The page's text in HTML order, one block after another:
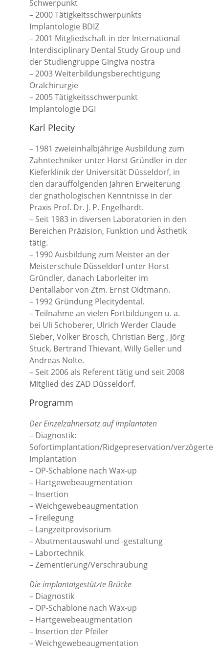
Schwerpunkt
– 2000 Tätigkeitsschwerpunkts
Implantologie BDIZ
– 2001 Mitgliedschaft in der International
Interdisciplinary Dental Study Group und
der Studiengruppe Gingiva nostra
– 2003 Weiterbildungsberechtigung
Oralchirurgie
– 2005 Tätigkeitsschwerpunkt
Implantologie DGI
Karl Plecity
– 1981 zweieinhalbjährige Ausbildung zum
Zahntechniker unter Horst Gründler in der
Kieferklinik der Universität Düsseldorf, in
den darauffolgenden Jahren Erweiterung
der gnathologischen Kenntnisse in der
Praxis Prof. Dr. J. P. Engelhardt.
– Seit 1983 in diversen Laboratorien in den
Bereichen Präzision, Funktion und Ästhetik
tätig.
– 1990 Ausbildung zum Meister an der
Meisterschule Düsseldorf unter Horst
Gründler, danach Laborleiter im
Dentallabor von Ztm. Ernst Oidtmann.
– 1992 Gründung Plecitydental.
– Teilnahme an vielen Fortbildungen u. a.
bei Uli Schoberer, Ulrich Werder Claude
Sieber, Volker Brosch, Christian Berg , Jörg
Stuck, Bertrand Thievant, Willy Geller und
Andreas Nolte.
– Seit 2006 als Referent tätig und seit 2008
Mitglied des ZAD Düsseldorf.
Programm
Der Einzelzahnersatz auf Implantaten
– Diagnostik:
Sofortimplantation/Ridgepreservation/verzögerte
Implantation
– OP-Schablone nach Wax-up
– Hartgewebeaugmentation
– Insertion
– Weichgewebeaugmentation
– Freilegung
– Langzeitprovisorium
– Abutmentauswahl und -gestaltung
– Labortechnik
– Zementierung/Verschraubung
Die implantatgestützte Brücke
– Diagnostik
– OP-Schablone nach Wax-up
– Hartgewebeaugmentation
– Insertion der Pfeiler
– Weichgewebeaugmentation